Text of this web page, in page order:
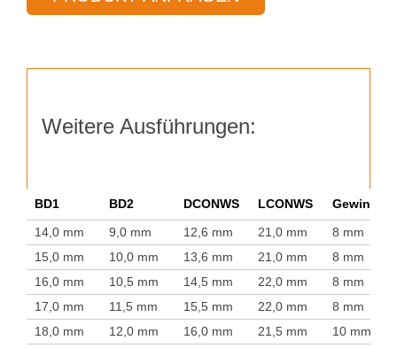
Weitere Ausführungen:
BD1 BD2 DCONWS LCONWS
14,0 mm
9,0 mm 12,6 mm 21,0 mm
8 mm
15,0 mm
10,0 mm 13,6 mm 21,0 mm
8 mm
16,0 mm
10,5 mm 14,5 mm 22,0 mm
8 mm
17,0 mm
11,5 mm 15,5 mm 22,0 mm
8 mm
18,0 mm
12,0 mm 16,0 mm 21,5 mm
10 mm